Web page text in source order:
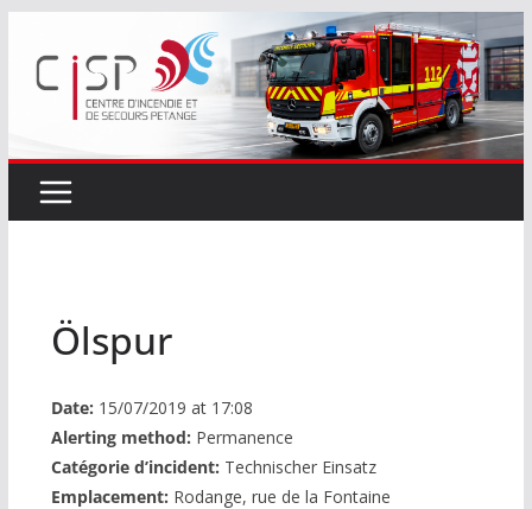
contenu
Ölspur
Date: 15/07/2019 at 17:08
Alerting method: Permanence
Catégorie d’incident: Technischer Einsatz
Emplacement: Rodange, rue de la Fontaine